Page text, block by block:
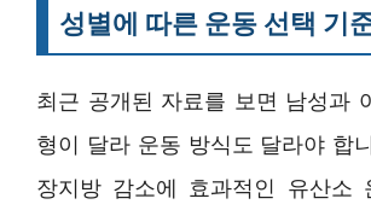
성별에 따른 운동 선택 기
최근 공개된 자료를 보면 남성과
형이 달라 운동 방식도 달라야 합
장지방 감소에 효과적인 유산소